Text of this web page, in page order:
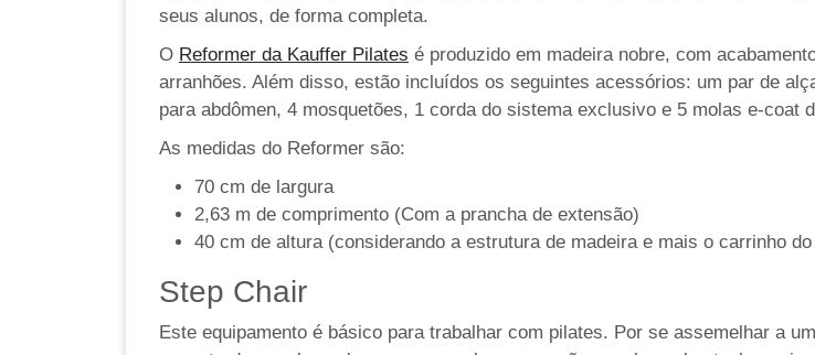
seus alunos, de forma completa.
O Reformer da Kauffer Pilates é produzido em madeira nobre, com
arranhões. Além disso, estão incluídos os seguintes acessórios: um par de
para abdômen, 4 mosquetões, 1 corda do sistema exclusivo e 5 molas e-coat
As medidas do Reformer são:
70 cm de largura
2,63 m de comprimento (Com a prancha de extensão)
40 cm de altura (considerando a estrutura de madeira e mais o carrinho
Step Chair
Este equipamento é básico para trabalhar com pilates. Por se assemelhar a